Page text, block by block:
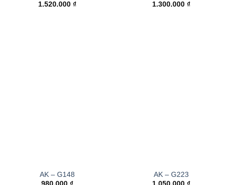
1.520.000 ₫
1.300.000 ₫
AK – G148
AK – G223